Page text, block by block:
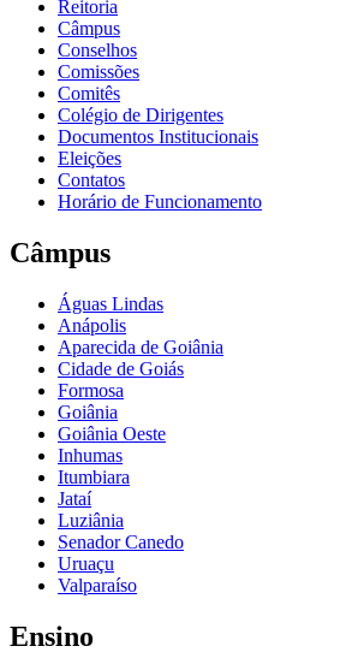
Reitoria
Câmpus
Conselhos
Comissões
Comitês
Colégio de Dirigentes
Documentos Institucionais
Eleições
Contatos
Horário de Funcionamento
Câmpus
Águas Lindas
Anápolis
Aparecida de Goiânia
Cidade de Goiás
Formosa
Goiânia
Goiânia Oeste
Inhumas
Itumbiara
Jataí
Luziânia
Senador Canedo
Uruaçu
Valparaíso
Ensino